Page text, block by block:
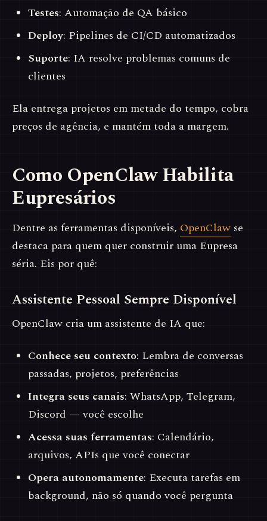
Testes: Automação de QA básico
Deploy: Pipelines de CI/CD automatizados
Suporte: IA resolve problemas comuns de
clientes
Ela entrega projetos em metade do tempo, cobra
preços de agência, e mantém toda a margem.
Como OpenClaw Habilita
Eupresários
Dentre as ferramentas disponíveis, OpenClaw se
destaca para quem quer construir uma Eupresa
séria. Eis por quê:
Assistente Pessoal Sempre Disponível
OpenClaw cria um assistente de IA que:
Conhece seu contexto: Lembra de conversas
passadas, projetos, preferências
Integra seus canais: WhatsApp, Telegram,
Discord — você escolhe
Acessa suas ferramentas: Calendário,
arquivos, APIs que você conectar
Opera autonomamente: Executa tarefas em
background, não só quando você pergunta